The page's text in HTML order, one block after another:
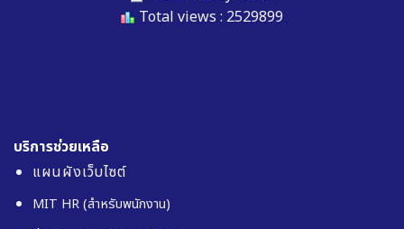
Total views : 2529899
บริการช่วยเหลือ
แผนผังเว็บไซต์
MIT HR (สำหรับพนักงาน)